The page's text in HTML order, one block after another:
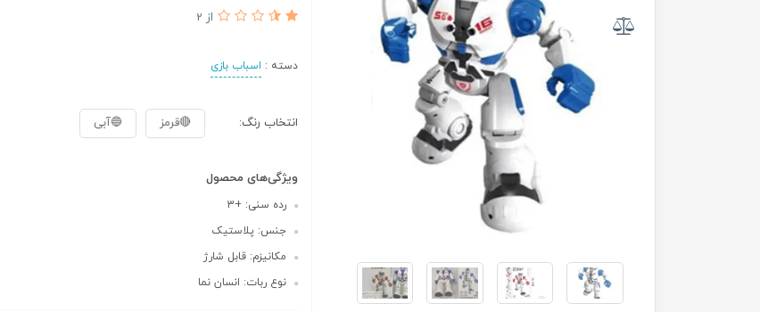
از 2
دسته : اسباب بازی
انتخاب رنگ: 🔴قرمز 🔵آبی
ویژگی‌های محصول
رده سنی: +3
جنس: پلاستیک
مکانیزم: قابل شارژ
نوع ربات: انسان نما